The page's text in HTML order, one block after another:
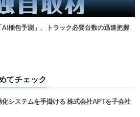
AI梱包予測」、トラック必要台数の迅速把握
てチェック
システムを手掛ける 株式会社APTを子会社